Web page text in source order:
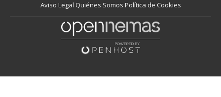
Aviso Legal Quiénes Somos Política de Cookies